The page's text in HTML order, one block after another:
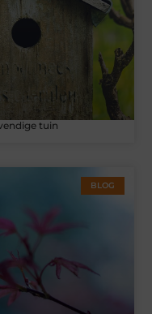
tuin
BLOG